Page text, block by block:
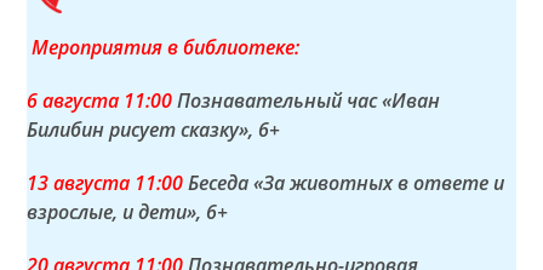
Мероприятия в библиотеке:
6 августа 11:00Познавательный час «Иван
Билибин рисует сказку», 6+
13 августа 11:00Беседа «За животных в ответе и
взрослые, и дети», 6+